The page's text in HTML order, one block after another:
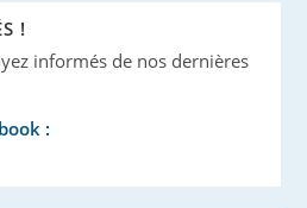
!
informés de nos dernières
: